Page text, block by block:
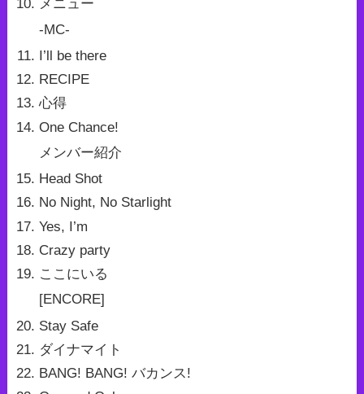
メニュー
-MC-
I’ll be there
RECIPE
心得
One Chance!
メンバー紹介
Head Shot
No Night, No Starlight
Yes, I’m
Crazy party
ここにいる
[ENCORE]
Stay Safe
ダイナマイト
BANG! BANG! バカンス!